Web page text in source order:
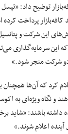
کافه‌بازار پرداخت
این شرکت و
سرمایه‌گذاری
دو شرکت منجر شود.»
کرد که آن‌ها همچنان
و نگاه ویژه‌ای به
باشند: «شاید
اعلام شوند.»